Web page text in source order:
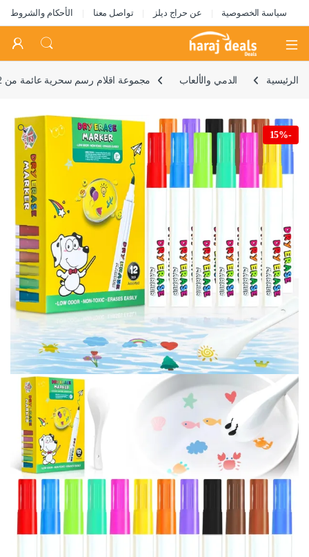
سياسة الخصوصية عن حراج ديلز تواصل معنا الأحكام والشروط
Open
الرئيسية الدمي والألعاب مجموعة اقلام رسم سحرية عائمة من 12 لون، اقلام رسم مائية منتفخة مع ملعقة سيراميك – علامات مائية سحرية ممتعة للاطفال الرسم على الملعقة، العاب تصنعها بنفسك للاولاد والبنات
-
15%
🔍